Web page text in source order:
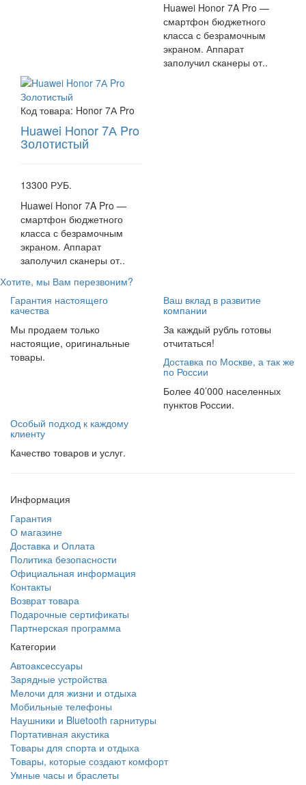
Huawei Honor 7A Pro —
смартфон бюджетного
класса с безрамочным
экраном. Аппарат
заполучил сканеры от..
Код товара: Honor 7А Pro
Huawei Honor 7А Pro
Золотистый
13300 РУБ.
Huawei Honor 7A Pro —
смартфон бюджетного
класса с безрамочным
экраном. Аппарат
заполучил сканеры от..
Хотите, мы Вам перезвоним?
Гарантия настоящего
качества
Мы продаем только
настоящие, оригинальные
товары.
Ваш вклад в развитие
компании
За каждый рубль готовы
отчитаться!
Доставка по Москве, а так же
по России
Более 40’000 населенных
пунктов России.
Особый подход к каждому
клиенту
Качество товаров и услуг.
Информация
Гарантия
О магазине
Доставка и Оплата
Политика безопасности
Официальная информация
Контакты
Возврат товара
Подарочные сертификаты
Партнерская программа
Категории
Автоаксессуары
Зарядные устройства
Мелочи для жизни и отдыха
Мобильные телефоны
Наушники и Bluetooth гарнитуры
Портативная акустика
Товары для спорта и отдыха
Товары, которые создают комфорт
Умные часы и браслеты